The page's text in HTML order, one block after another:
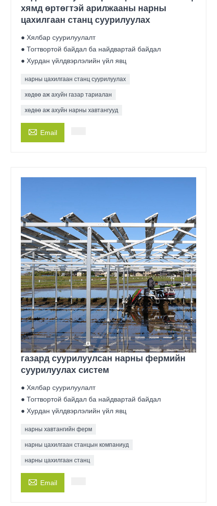
хямд өртөгтэй арилжааны нарны
цахилгаан станц суурилуулах
● Хялбар суурилуулалт
● Тогтвортой байдал ба найдвартай байдал
● Хурдан үйлдвэрлэлийн үйл явц
нарны цахилгаан станц суурилуулах
хөдөө аж ахуйн газар тариалан
хөдөө аж ахуйн нарны хавтангууд
 Email
газард суурилуулсан нарны фермийн
суурилуулах систем
● Хялбар суурилуулалт
● Тогтвортой байдал ба найдвартай байдал
● Хурдан үйлдвэрлэлийн үйл явц
нарны хавтангийн ферм
нарны цахилгаан станцын компаниуд
нарны цахилгаан станц
 Email